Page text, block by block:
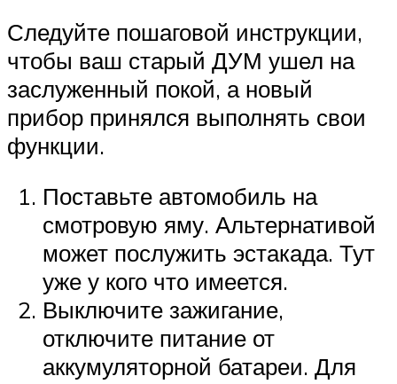
Следуйте пошаговой инструкции,
чтобы ваш старый ДУМ ушел на
заслуженный покой, а новый
прибор принялся выполнять свои
функции.
Поставьте автомобиль на
смотровую яму. Альтернативой
может послужить эстакада. Тут
уже у кого что имеется.
Выключите зажигание,
отключите питание от
аккумуляторной батареи. Для